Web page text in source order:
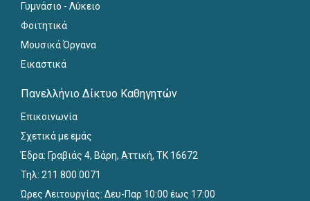
Γυμνάσιο - Λύκειο
Φοιτητικά
Μουσικά Όργανα
Εικαστικά
Πανελλήνιο Δίκτυο Καθηγητών
Επικοινωνία
Σχετικά με εμάς
Έδρα: Γραβιάς 4, Βάρη, Αττική, ΤΚ 16672
Τηλ: 211 800 0071
Ώρες Λειτουργίας: Δευ-Παρ 10:00 έως 17:00